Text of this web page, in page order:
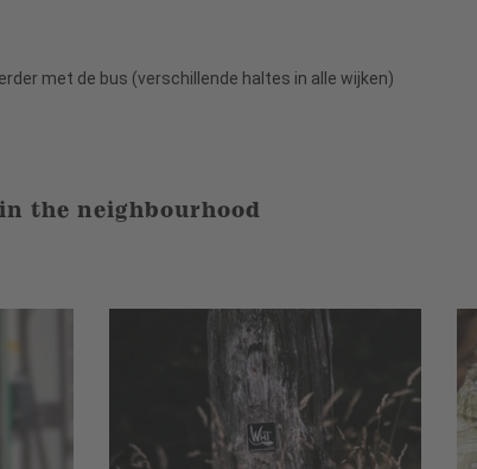
met de bus (verschillende haltes in alle wijken)
the neighbourhood